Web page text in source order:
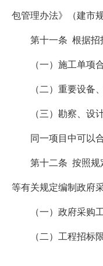
包管理办法》（建市
第十一条 根据招投
（一）施工单项合
（二）重要设备、
（三）勘察、设计
同一项目中可以合
第十二条 按照规定
等有关规定编制政府
（一）政府采购工
（二）工程招标限